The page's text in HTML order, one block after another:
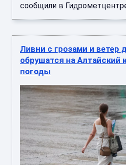
сообщили в
Ливни с грозами и ветер
обрушатся на Алтайский
погоды